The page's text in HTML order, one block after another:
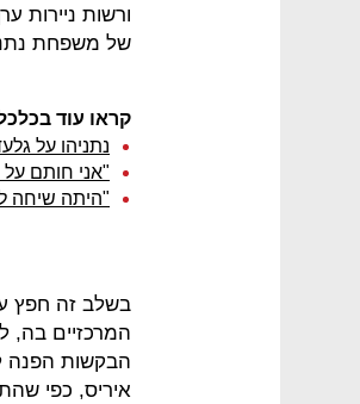
ורשות ניירות
של משפחת
קראו עוד
נתניהו על
"אני חותם על
"היתה שיחה
בשלב זה חפץ
המרכזיים בה,
איריס, כפי